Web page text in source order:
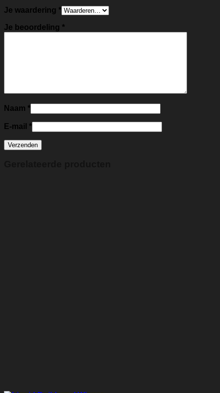
Je waardering *
Je beoordeling *
Naam *
E-mail *